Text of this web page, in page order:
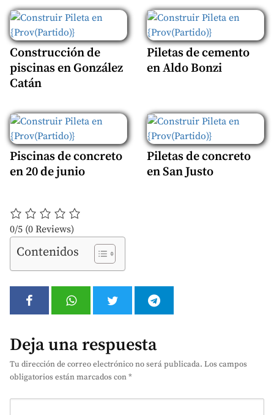
Construcción de
piscinas en González
Catán
Piletas de cemento
en Aldo Bonzi
Piscinas de concreto
en 20 de junio
Piletas de concreto
en San Justo
0/5 (0 Reviews)
Contenidos
Deja una respuesta
Tu dirección de correo electrónico no será publicada. Los campos
obligatorios están marcados con*